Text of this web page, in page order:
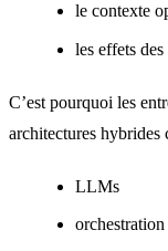
le contexte
les effets
C’est pourquoi les
architectures hybrides
LLMs